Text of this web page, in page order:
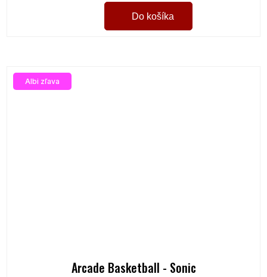
Do košíka
Albi zľava
Arcade Basketball - Sonic